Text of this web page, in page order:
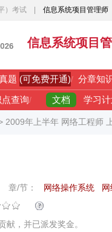
）考试 信息系统项目管理师
信息系统项目
题 (可免费开通)/ 分章知
查询/ 文档 学习
2009年上半年 网络工程师
章/节： 网络操作系统
献，并已派发奖金。